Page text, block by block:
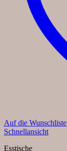
Auf die Wunschliste
Schnellansicht
Esstische